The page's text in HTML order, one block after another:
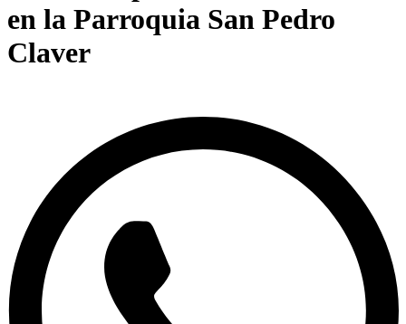
en la Parroquia San Pedro
Claver